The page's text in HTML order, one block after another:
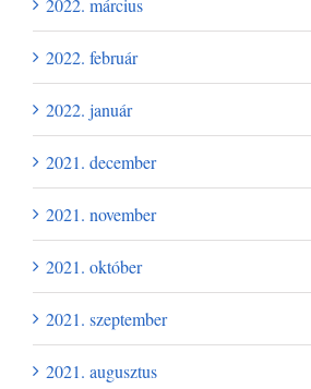
2022. március
2022. február
2022. január
2021. december
2021. november
2021. október
2021. szeptember
2021. augusztus